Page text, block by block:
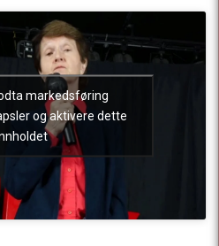
markedsføring
og aktivere dette